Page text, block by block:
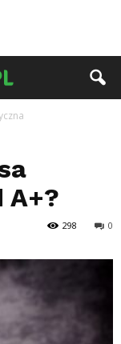
A+?
0
298